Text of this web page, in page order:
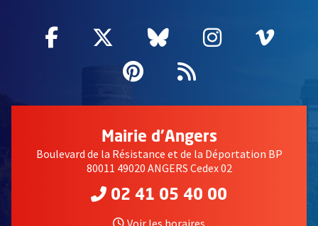
Facebook
, Ouvre une nouvelle fenêtre
Twitter
, Ouvre une nouvelle
Bluesky
, Ouvre une
Instagram
, Ouvre
,
Pinterest
, Ouvre une
Flux RSS
Mairie d'Angers
Boulevard de la Résistance et de la Déportation BP
80011 49020 ANGERS Cedex 02
02 41 05 40 00
Voir les horaires